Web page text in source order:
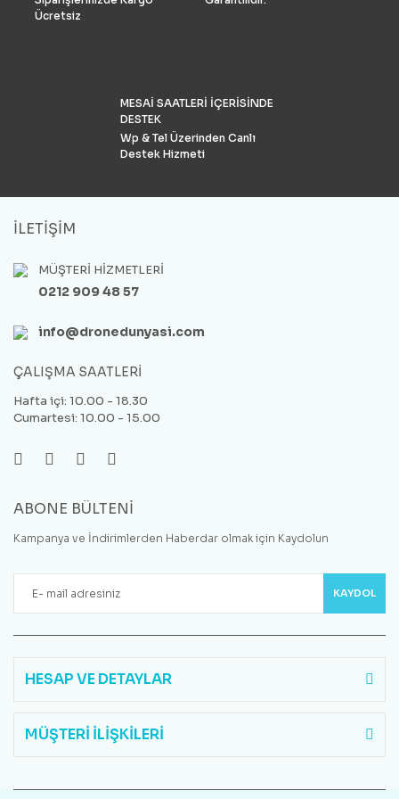
Ücretsiz
MESAİ SAATLERİ İÇERİSİNDE
DESTEK
Wp & Tel Üzerinden Canlı
Destek Hizmeti
İLETİŞİM
MÜŞTERİ HİZMETLERİ
0212 909 48 57
info@dronedunyasi.com
ÇALIŞMA SAATLERİ
Hafta içi: 10.00 - 18.30
Cumartesi: 10.00 - 15.00
ABONE BÜLTENİ
Kampanya ve İndirimlerden Haberdar olmak için Kaydolun
KAYDOL
HESAP VE DETAYLAR
MÜŞTERİ İLİŞKİLERİ